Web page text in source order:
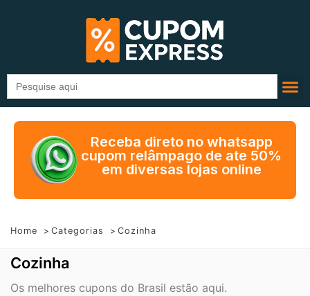
Search
for:
Receba direto no whatsapp
cupom relâmpago de ate 50%
em diversas lojas online
Home Categorias Cozinha
Cozinha
Os melhores cupons do Brasil estão aqui.